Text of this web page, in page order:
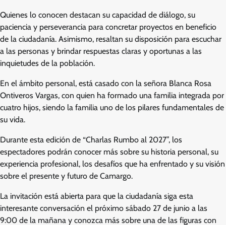
Quienes lo conocen destacan su capacidad de diálogo, su
paciencia y perseverancia para concretar proyectos en beneficio
de la ciudadanía. Asimismo, resaltan su disposición para escuchar
a las personas y brindar respuestas claras y oportunas a las
inquietudes de la población.
En el ámbito personal, está casado con la señora Blanca Rosa
Ontiveros Vargas, con quien ha formado una familia integrada por
cuatro hijos, siendo la familia uno de los pilares fundamentales de
su vida.
Durante esta edición de “Charlas Rumbo al 2027”, los
espectadores podrán conocer más sobre su historia personal, su
experiencia profesional, los desafíos que ha enfrentado y su visión
sobre el presente y futuro de Camargo.
La invitación está abierta para que la ciudadanía siga esta
interesante conversación el próximo sábado 27 de junio a las
9:00 de la mañana y conozca más sobre una de las figuras con